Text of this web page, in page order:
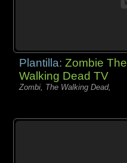
Plantilla:Zombie The
Walking Dead TV
Zombi, The Walking Dead,